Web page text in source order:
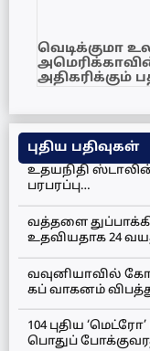
வெடிக்குமா
அதிகரிக்கும்
புதிய பதிவுகள்
உதயநிதி
பரபரப்பு…
வத்தளை
உதவியதாக 24
வவுனியாவில்
கப் வாகனம்
104 புதிய
பொதுப்